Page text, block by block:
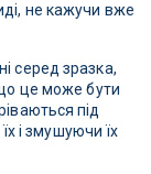
не кажучи вже
серед зразка,
це може бути
під
і змушуючи їх